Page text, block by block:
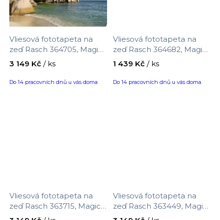
Vliesová fototapeta na
zeď Rasch 364705, Magic
Walls, velikost 3,71 x 2,65
Do 14 pracovních dnů u vás doma
3 149 Kč / ks
Vliesová fototapeta na
zeď Rasch 364682, Magic
Walls, velikost 1,59 x 2,65
Do 14 pracovních dnů u vás doma
1 439 Kč / ks
Vliesová fototapeta na
zeď Rasch 363715, Magic
Walls, velikost 3,71 x 2,65
Vliesová fototapeta na
zeď Rasch 363449, Magic
Walls, velikost 3,71 x 2,65